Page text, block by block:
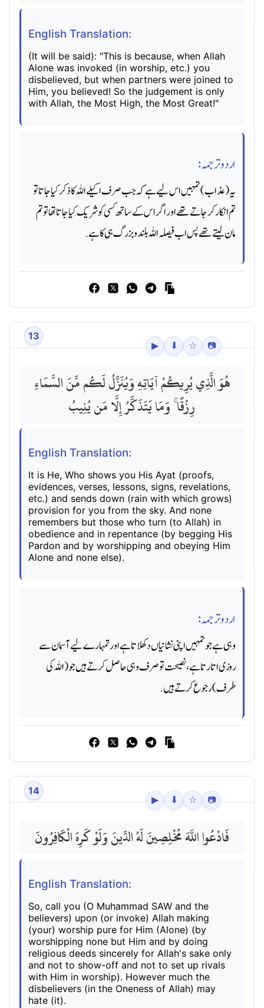
English Translation:
(It will be said): "This is because, when Allah
Alone was invoked (in worship, etc.) you
disbelieved, but when partners were joined to
Him, you believed! So the judgement is only
with Allah, the Most High, the Most Great!"
اردو ترجمہ:
یہ (عذاب) تمہیں اس لیے ہے کہ جب صرف اکیلے اللہ کا ذکر کیا جاتا تو
تم انکار کر جاتے تھے اور اگر اس کے ساتھ کسی کو شریک کیا جاتا تھا تو تم
مان لیتے تھے پس اب فیصلہ اللہ بلند و بزرگ ہی کا ہے.
13
▶ ⬇ ☆ 📷
هُوَ الَّذِي يُرِيكُمْ آيَاتِهِ وَيُنَزِّلُ لَكُم مِّنَ السَّمَاءِ
رِزْقًا ۚ وَمَا يَتَذَكَّرُ إِلَّا مَن يُنِيبُ
English Translation:
It is He, Who shows you His Ayat (proofs,
evidences, verses, lessons, signs, revelations,
etc.) and sends down (rain with which grows)
provision for you from the sky. And none
remembers but those who turn (to Allah) in
obedience and in repentance (by begging His
Pardon and by worshipping and obeying Him
Alone and none else).
اردو ترجمہ:
وہی ہے جو تمہیں اپنی نشانیاں دکھلاتا ہے اور تمہارے لیےآسمان سے
روزی اتارتا ہے ، نصیحت تو صرف وہی حاصل کرتے ہیں جو (اللہ کی
طرف) رجوع کرتے ہیں.
14
▶ ⬇ ☆ 📷
فَادْعُوا اللَّهَ مُخْلِصِينَ لَهُ الدِّينَ وَلَوْ كَرِهَ الْكَافِرُونَ
English Translation:
So, call you (O Muhammad SAW and the
believers) upon (or invoke) Allah making
(your) worship pure for Him (Alone) (by
worshipping none but Him and by doing
religious deeds sincerely for Allah's sake only
and not to show-off and not to set up rivals
with Him in worship). However much the
disbelievers (in the Oneness of Allah) may
hate (it).